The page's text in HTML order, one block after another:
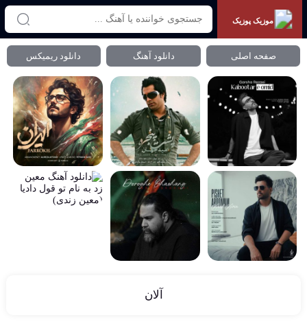
موزیک پوزیک
صفحه اصلی دانلود آهنگ دانلود ریمیکس
آلان